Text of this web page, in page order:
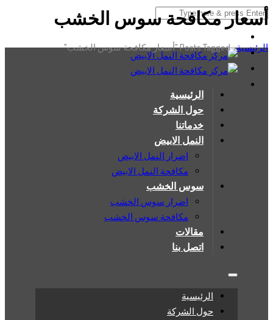
الرئيسية
حول الشركة
خدماتنا
النمل الابيض
اضرار النمل الابيض
مكافحة النمل الابيض
سوس الخشب
اضرار سوس الخشب
مكافحة سوس الخشب
مقالات
اتصل بنا
الرئيسية
حول الشركة
أسعار مكافحة سوس الخشب
الرئيسية›Posts Tagged "أسعار مكافحة سوس الخشب"